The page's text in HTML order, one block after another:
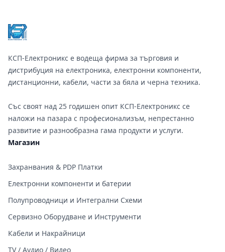
КСП-Електроникс е водеща фирма за търговия и
дистрибуция на електроника, електронни компоненти,
дистанционни, кабели, части за бяла и черна техника.
Със своят над 25 годишен опит КСП-Електроникс се
наложи на пазара с професионализъм, непрестанно
развитие и разнообразна гама продукти и услуги.
Магазин
Захранвания & PDP Платки
Електронни компоненти и батерии
Полупроводници и Интегрални Схеми
Сервизно Оборудване и Инструменти
Кабели и Накрайници
TV / Аудио / Видео